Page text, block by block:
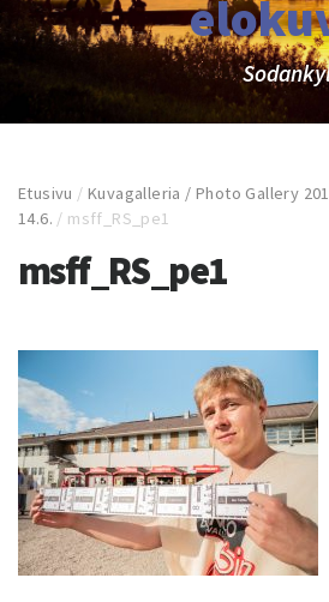
Etusivu /Kuvagalleria / Photo Gallery
14.6. / msff_RS_pe1
msff_RS_pe1